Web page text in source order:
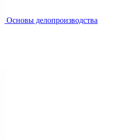
Основы делопроизводства